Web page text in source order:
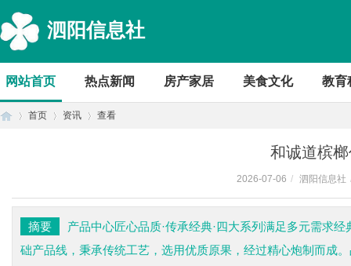
泗阳信息社
网站首页 热点新闻 房产家居 美食文化 教育
首页 资讯 查看
和诚道槟
2026-07-06 / 泗阳信息社
摘要
产品中心匠心品质·传承经典·四大系列满足多元需求
础产品线，秉承传统工艺，选用优质原果，经过精心炮制而成